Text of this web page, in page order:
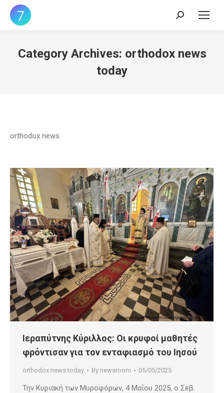
Search:
Category Archives: orthodox news
today
orthodox news
Ιεραπύτνης Κύριλλος: Οι κρυφοί μαθητές
φρόντισαν για τον ενταφιασμό του Ιησού
orthodox news today By newsroom 05/05/2025
Την Κυριακή των Μυροφόρων, 4 Μαΐου 2025, ο Σεβ.